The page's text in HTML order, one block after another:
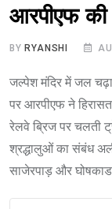
आरपीएफ की
BY RYANSHI
जल्पेश मंदिर में जल
पर आरपीएफ ने
रेलवे ब्रिज पर चलती
श्रद्धालुओं का संबंध
साजेरपाड़ और